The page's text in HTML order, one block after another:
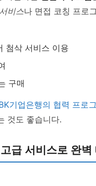
비스나 면접 코칭 프로
첨삭 서비스 이용
구매
기업은행의 협력 프로
것도 좋습니다.
급 서비스로 완벽